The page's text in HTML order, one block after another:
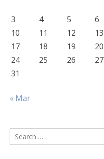
3
4 5 6
10
11 12 13
17
18 19 20
24
25 26 27
31
« Mar
Search
for: